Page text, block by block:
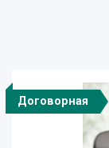
Договорная